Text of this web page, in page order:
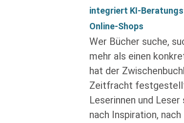
integriert KI-
Online-Shops
Wer Bücher suche,
mehr als einen
hat der
Zeitfracht
Leserinnen und Leser
nach Inspiration, nach